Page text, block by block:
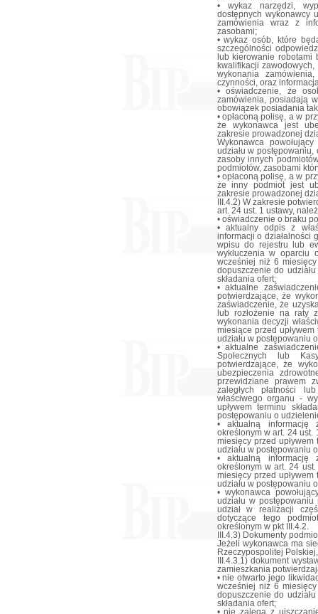
• wykaz narzędzi,
dostępnych wykonawcy
zamówienia wraz z
zasobami;
• wykaz osób, które
szczególności
lub kierowanie robotami
kwalifikacji
wykonania
czynności, oraz
• oświadczenie, że
zamówienia, posiadają
obowiązek posiadania
• opłaconą polisę, a w
że wykonawca jest
zakresie prowadzonej
Wykonawca
udziału w
zasoby innych
podmiotów, zasobami
• opłaconą polisę, a w
że inny podmiot jest
zakresie prowadzonej
III.4.2) W zakresie
art. 24 ust. 1 ustawy,
• oświadczenie o braku
• aktualny odpis z
informacji o działalności
wpisu do rejestru lub
wykluczenia w oparciu
wcześniej niż 6
dopuszczenie do
składania ofert;
• aktualne
potwierdzające, że
zaświadczenie, że
lub rozłożenie na raty
wykonania decyzji
miesiące przed
udziału w postępowaniu
• aktualne
Społecznych lub
potwierdzające, że
ubezpieczenia
przewidziane prawem
zaległych płatności
właściwego organu -
upływem terminu
postępowaniu o
• aktualną informację
określonym w art. 24 ust.
miesięcy przed
udziału w postępowaniu
• aktualną informację
określonym w art. 24
miesięcy przed
udziału w postępowaniu
• wykonawca
udziału w
udział w realizacji
dotyczące tego
określonym w pkt III.4.2.
III.4.3) Dokumenty
Jeżeli wykonawca ma
Rzeczypospolitej
III.4.3.1) dokument
zamieszkania
• nie otwarto jego
wcześniej niż 6
dopuszczenie do
składania ofert;
• nie zalega z